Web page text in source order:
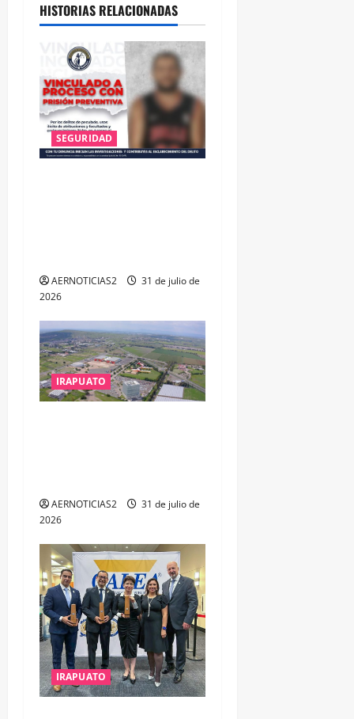
HISTORIAS RELACIONADAS
SEGURIDAD
AERNOTICIAS2
31 de julio de
2026
IRAPUATO
AERNOTICIAS2
31 de julio de
2026
IRAPUATO